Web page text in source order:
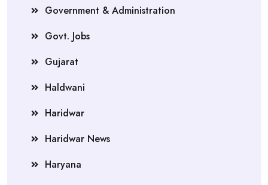
Government & Administration
Govt. Jobs
Gujarat
Haldwani
Haridwar
Haridwar News
Haryana